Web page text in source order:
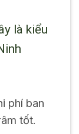
là kiểu
phí ban
tốt.